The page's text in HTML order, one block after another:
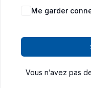
Me garder
Vous n’avez pas